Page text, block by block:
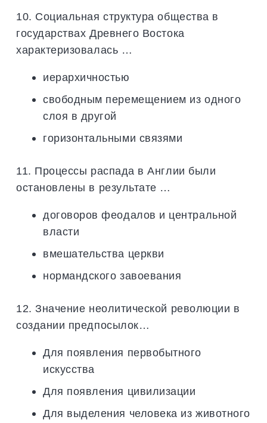
10. Социальная структура общества в
государствах Древнего Востока
характеризовалась …
иерархичностью
свободным перемещением из одного
слоя в другой
горизонтальными связями
11. Процессы распада в Англии были
остановлены в результате …
договоров феодалов и центральной
власти
вмешательства церкви
нормандского завоевания
12. Значение неолитической революции в
создании предпосылок…
Для появления первобытного
искусства
Для появления цивилизации
Для выделения человека из животного